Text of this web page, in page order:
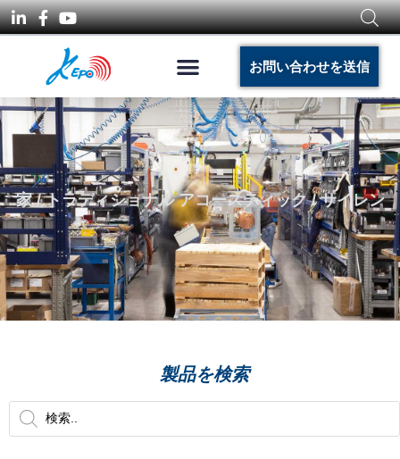
お問い合わせを送信
家/トラディショナル アコースティック/ サイレン
製品を検索